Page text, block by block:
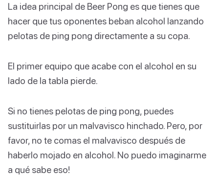
La idea principal de Beer Pong es que tienes que
hacer que tus oponentes beban alcohol lanzando
pelotas de ping pong directamente a su copa.
El primer equipo que acabe con el alcohol en su
lado de la tabla pierde.
Si no tienes pelotas de ping pong, puedes
sustituirlas por un malvavisco hinchado. Pero, por
favor, no te comas el malvavisco después de
haberlo mojado en alcohol. No puedo imaginarme
a qué sabe eso!